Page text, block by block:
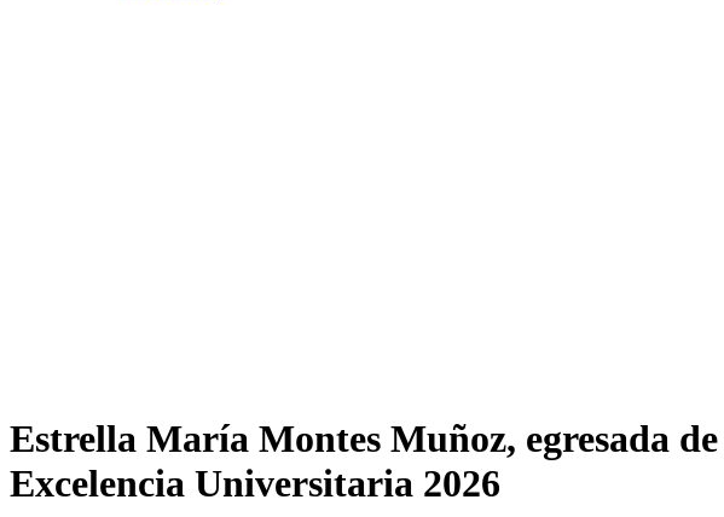
Estrella María Montes Muñoz, egresada
Excelencia Universitaria 2026